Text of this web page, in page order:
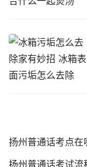
扬州普通话考点
扬州普通话考试流